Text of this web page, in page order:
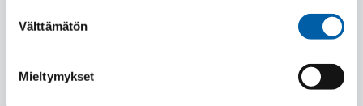
valinta
Välttämätön
Mieltymykset
reklamaatioiden käsittelyssä.
seuraamme laadulle asetettuja mittareita, kuten asiakas-